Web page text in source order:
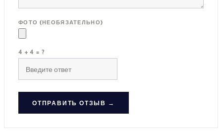
ФОТО (НЕОБЯЗАТЕЛЬНО)
4 + 4 = ?
ОТПРАВИТЬ ОТЗЫВ →